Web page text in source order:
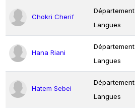
Chokri Cherif
Département
Langues
Hana Riani
Département
Langues
Hatem Sebei
Département
Langues